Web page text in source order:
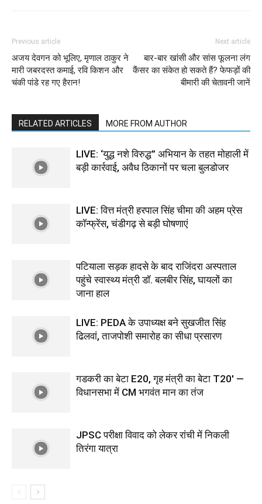
Previous article
अजय देवगन को भूलिए, मृणाल ठाकुर ने
मारी जबरदस्त कमाई, रवि किशन और
चंकी पांडे रह गए हैरान!
Next article
बार-बार खांसी और सांस फूलना लंग
कैंसर का संकेत हो सकते हैं? फेफड़ों की
बीमारी की चेतावनी जानें
RELATED ARTICLES MORE FROM AUTHOR
LIVE: ‘युद्ध नशे विरुद्ध” अभियान के तहत मोहाली में
बड़ी कार्रवाई, अवैध ठिकानों पर चला बुलडोजर
LIVE: वित्त मंत्री हरपाल सिंह चीमा की अहम प्रेस
कॉन्फ्रेंस, चंडीगढ़ से बड़ी घोषणाएं
पटियाला सड़क हादसे के बाद राजिंदरा अस्पताल
पहुंचे स्वास्थ्य मंत्री डॉ. बलबीर सिंह, घायलों का
जाना हाल
LIVE: PEDA के उपाध्यक्ष बने सुखजीत सिंह
ढिलवां, ताजपोशी समारोह का सीधा प्रसारण
गडकरी का बेटा E20, गृह मंत्री का बेटा T20′ —
विधानसभा में CM भगवंत मान का तंज
JPSC परीक्षा विवाद को लेकर रांची में निकली
तिरंगा यात्रा